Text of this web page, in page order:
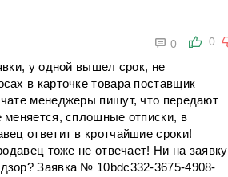
0
 0
у одной вышел срок, не
в карточке товара поставщик
менеджеры пишут, что передают
меняется, сплошные отписки, в
ответит в кротчайшие сроки!
тоже не отвечает! Ни на заявку
Заявка № 10bdc332-3675-4908-